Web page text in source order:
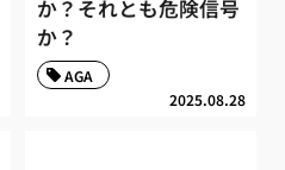
か？それとも危険信号
か？
2025.08.28
AGA